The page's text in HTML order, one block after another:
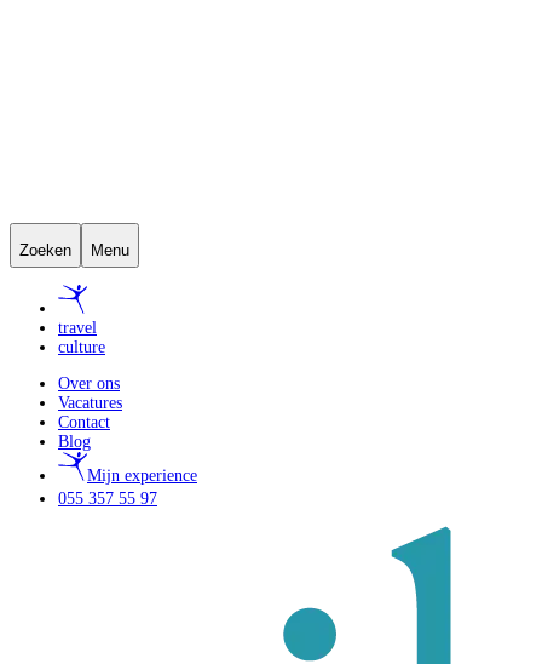
Zoeken Menu
travel
culture
Over ons
Vacatures
Contact
Blog
Mijn experience
055 357 55 97